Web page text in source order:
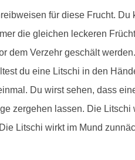
für diese Frucht.
die gleichen leckeren
dem Verzehr geschält
du eine Litschi in den
Du wirst sehen, dass
zergehen lassen. Die
Litschi wirkt im Mund